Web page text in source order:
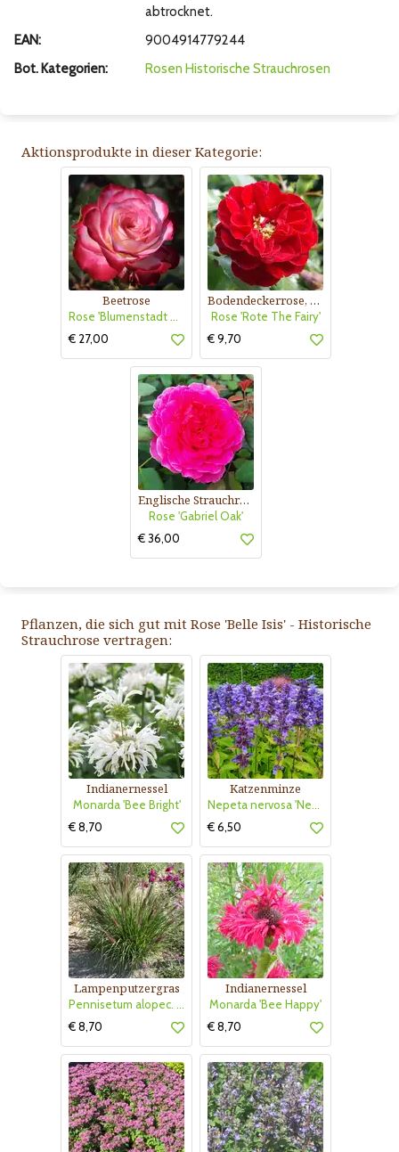
abtrocknet.
EAN:
9004914779244
Bot. Kategorien:
Rosen Historische Strauchrosen
Aktionsprodukte in dieser Kategorie:
Beetrose
Rose 'Blumenstadt Tulln'
€ 27,00
Bodendeckerrose, rot
Rose 'Rote The Fairy'
€ 9,70
Englische Strauchrose
Rose 'Gabriel Oak'
€ 36,00
Pflanzen, die sich gut mit Rose 'Belle Isis' - Historische
Strauchrose vertragen:
Indianernessel
Monarda 'Bee Bright'
€ 8,70
Katzenminze
Nepeta nervosa 'Neptun'
€ 6,50
Lampenputzergras
Pennisetum alopec. 'Red Head'
€ 8,70
Indianernessel
Monarda 'Bee Happy'
€ 8,70